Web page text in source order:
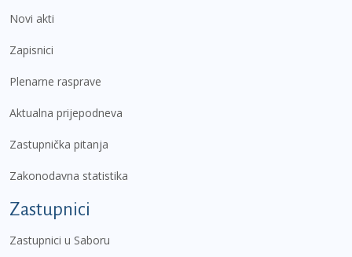
Novi akti
Zapisnici
Plenarne rasprave
Aktualna prijepodneva
Zastupnička pitanja
Zakonodavna statistika
Zastupnici
Zastupnici u Saboru